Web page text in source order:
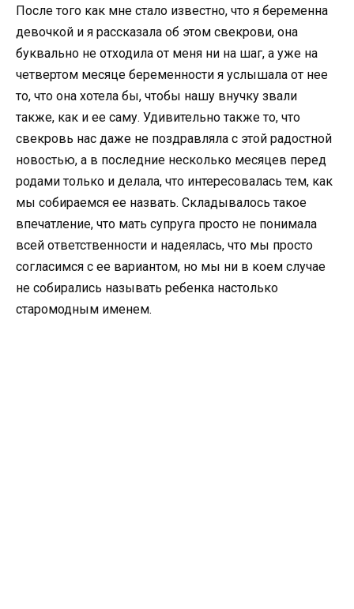
После того как мне стало известно, что я беременна
девочкой и я рассказала об этом свекрови, она
буквально не отходила от меня ни на шаг, а уже на
четвертом месяце беременности я услышала от нее
то, что она хотела бы, чтобы нашу внучку звали
также, как и ее саму. Удивительно также то, что
свекровь нас даже не поздравляла с этой радостной
новостью, а в последние несколько месяцев перед
родами только и делала, что интересовалась тем, как
мы собираемся ее назвать. Складывалось такое
впечатление, что мать супруга просто не понимала
всей ответственности и надеялась, что мы просто
согласимся с ее вариантом, но мы ни в коем случае
не собирались называть ребенка настолько
старомодным именем.